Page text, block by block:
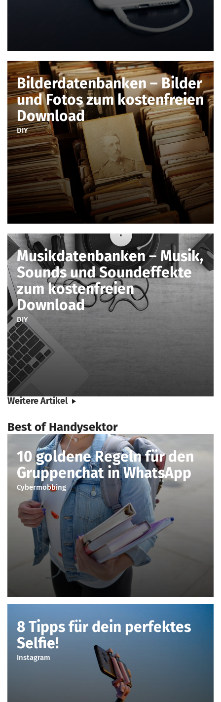
Bilderdatenbanken – Bilder
und Fotos zum kostenfreien
Download
DIY
Musikdatenbanken – Musik,
Sounds und Soundeffekte
zum kostenfreien
Download
DIY
Weitere Artikel
Best of Handysektor
10 goldene Regeln für den
Gruppenchat in WhatsApp
Cybermobbing
8 Tipps für dein perfektes
Selfie!
Instagram